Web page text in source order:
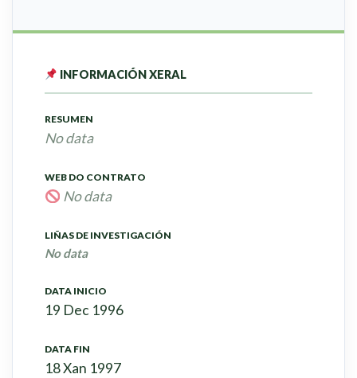
INFORMACIÓN XERAL
RESUMEN
No data
WEB DO CONTRATO
No data
LIÑAS DE INVESTIGACIÓN
No data
DATA INICIO
19 Dec 1996
DATA FIN
18 Xan 1997